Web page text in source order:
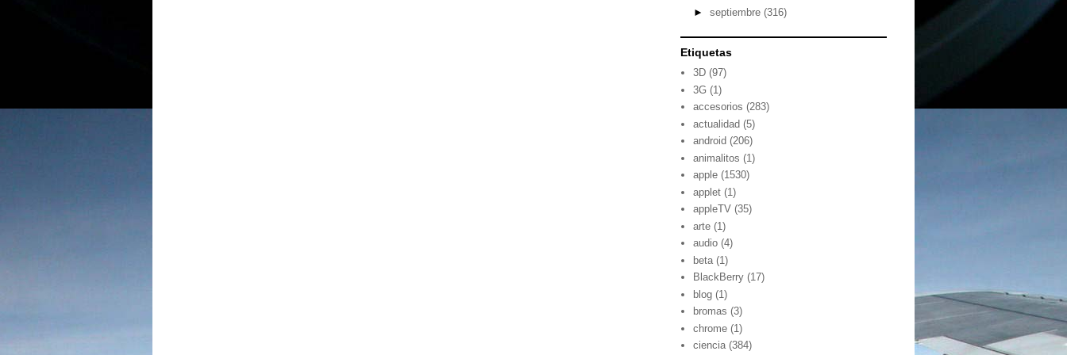
► septiembre (316)
Etiquetas
3D (97)
3G (1)
accesorios (283)
actualidad (5)
android (206)
animalitos (1)
apple (1530)
applet (1)
appleTV (35)
arte (1)
audio (4)
beta (1)
BlackBerry (17)
blog (1)
bromas (3)
chrome (1)
ciencia (384)